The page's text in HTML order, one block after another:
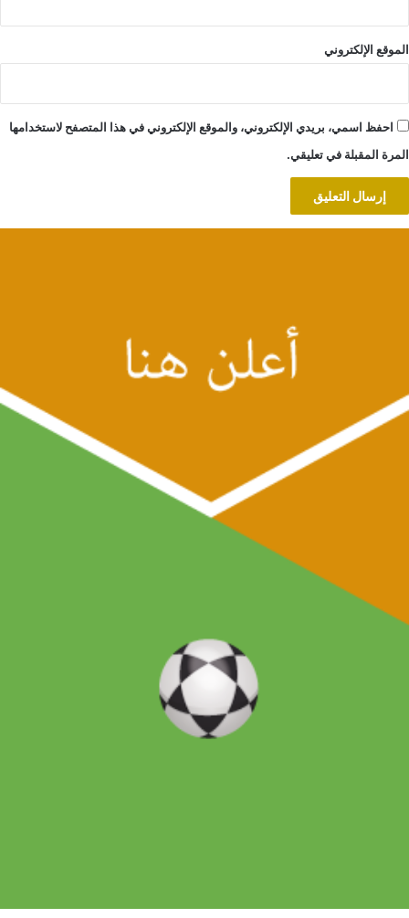
الموقع الإلكتروني
احفظ اسمي، بريدي الإلكتروني، والموقع الإلكتروني في هذا المتصفح لاستخدامها
المرة المقبلة في تعليقي.